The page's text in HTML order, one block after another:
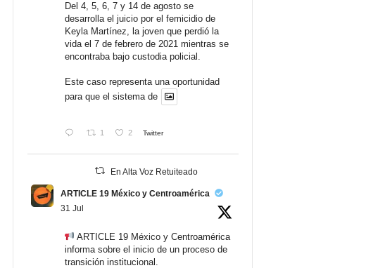
Del 4, 5, 6, 7 y 14 de agosto se
desarrolla el juicio por el femicidio de
Keyla Martínez, la joven que perdió la
vida el 7 de febrero de 2021 mientras se
encontraba bajo custodia policial.
Este caso representa una oportunidad
para que el sistema de
1 2 Twitter
En Alta Voz Retuiteado
ARTICLE 19 México y Centroamérica
31 Jul
ARTICLE 19 México y Centroamérica
informa sobre el inicio de un proceso de
transición institucional.